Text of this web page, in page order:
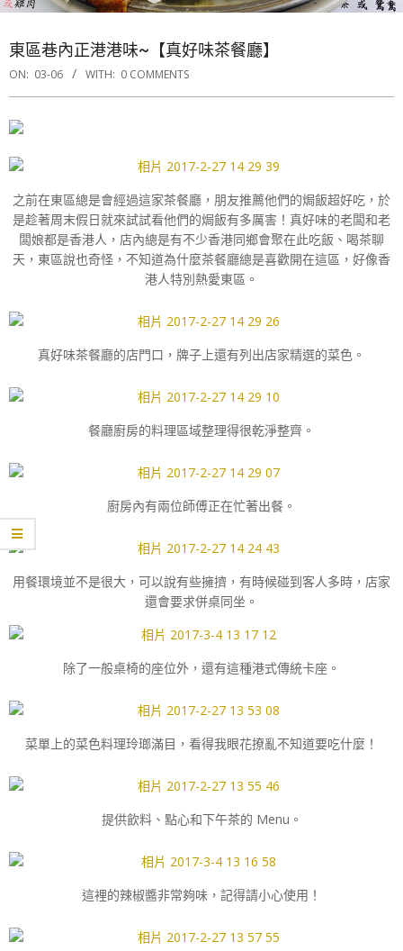
東區巷內正港港味~【真好味茶餐廳】
ON: 03-06 WITH: 0 COMMENTS
之前在東區總是會經過這家茶餐廳，朋友推薦他們的焗飯超好吃，於
是趁著周末假日就來試試看他們的焗飯有多厲害！真好味的老闆和老
闆娘都是香港人，店內總是有不少香港同鄉會聚在此吃飯、喝茶聊
天，東區說也奇怪，不知道為什麼茶餐廳總是喜歡開在這區，好像香
港人特別熱愛東區。
真好味茶餐廳的店門口，牌子上還有列出店家精選的菜色。
餐廳廚房的料理區域整理得很乾淨整齊。
廚房內有兩位師傅正在忙著出餐。
用餐環境並不是很大，可以說有些擁擠，有時候碰到客人多時，店家
還會要求併桌同坐。
除了一般桌椅的座位外，還有這種港式傳統卡座。
菜單上的菜色料理玲瑯滿目，看得我眼花撩亂不知道要吃什麼！
提供飲料、點心和下午茶的 Menu。
這裡的辣椒醬非常夠味，記得請小心使用！